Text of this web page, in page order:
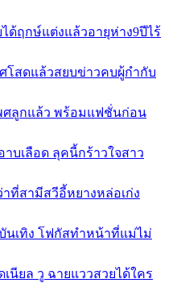
ด้ฤกษ์แต่งแล้วอายุห่าง9ปีไร้
โสดแล้วสยบข่าวคบผู้กำกับ
ศลูกแล้ว พร้อมแฟชั่นก่อน
บเลือด ลุคนี้กร้าวใจสาว
ที่สามีสวีอี้หยางหล่อเก่ง
นเทิง โฟกัสทำหน้าที่แม่ไม่
นียล วู ฉายแววสวยได้ใคร